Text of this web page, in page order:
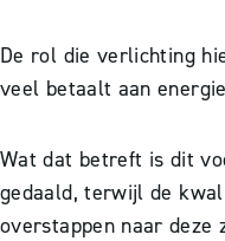
De rol die verlichting
veel betaalt aan
Wat dat betreft is dit
gedaald, terwijl de
overstappen naar